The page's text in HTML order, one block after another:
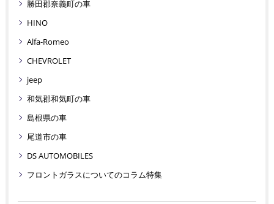
勝田郡奈義町の車
HINO
Alfa-Romeo
CHEVROLET
jeep
和気郡和気町の車
島根県の車
尾道市の車
DS AUTOMOBILES
フロントガラスについてのコラム特集